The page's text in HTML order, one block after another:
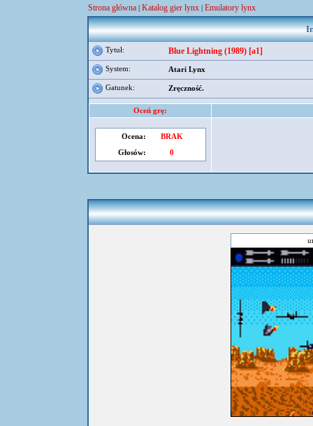
Strona główna | Katalog gier lynx | Emulatory lynx
Tytuł: Blue Lightning (1989) [a1]
System: Atari Lynx
Gatunek: Zręczność.
Oceń grę:
Ocena:
BRAK
Głosów:
0